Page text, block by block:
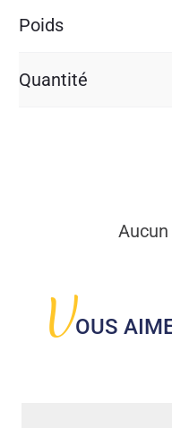
Poids
Quantité
VOUS